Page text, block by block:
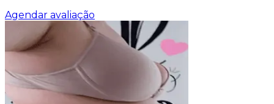
Agendar avaliação